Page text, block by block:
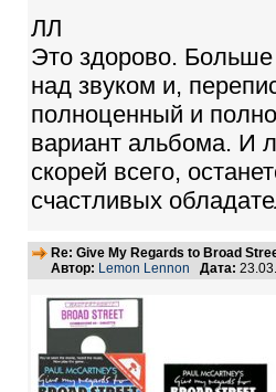
ЛЛ
Это здорово. Больше
над звуком и,
полноценный и
вариант альбома. И
скорей всего,
счастливых
Re: Give My Regards to Broad
Автор: Lemon Lennon Дата: